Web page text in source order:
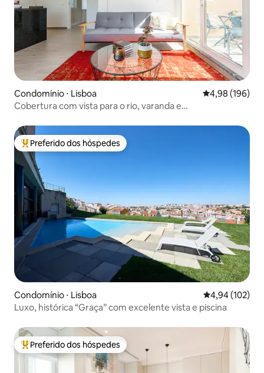
Condomínio ⋅ Lisboa 4,98 de uma
4,98 (196)
Cobertura com vista para o rio, varanda e
Entre os melhores preferidos dos hóspedes
Preferido dos hóspedes
Condomínio ⋅ Lisboa 4,94 de uma
4,94 (102)
Luxo, histórica “Graça” com excelente vista e piscina
Entre os melhores preferidos dos hóspedes
Preferido dos hóspedes